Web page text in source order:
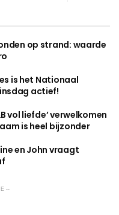
op strand: waarde
is het Nationaal
actief!
vol liefde’ verwelkomen
is heel bijzonder
en John vraagt
--